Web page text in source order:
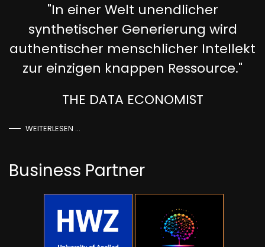
"In einer Welt unendlicher
synthetischer Generierung wird
authentischer menschlicher Intellekt
zur einzigen knappen Ressource."
THE DATA ECONOMIST
WEITERLESEN …
Business Partner